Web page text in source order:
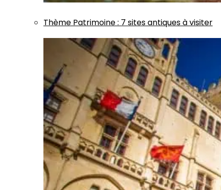
Thème Patrimoine: 7 sites antiques à visiter